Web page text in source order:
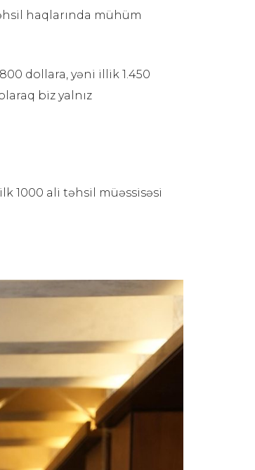
haqlarında mühüm
dollara, yəni illik 1.450
biz yalnız
1000 ali təhsil müəssisəsi